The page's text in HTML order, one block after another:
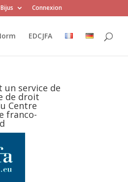
Connexion
EDCJFA
un service de
de droit
Centre
franco-